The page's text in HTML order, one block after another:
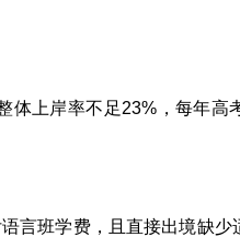
体上岸率不足23%，每年高
言班学费，且直接出境缺少